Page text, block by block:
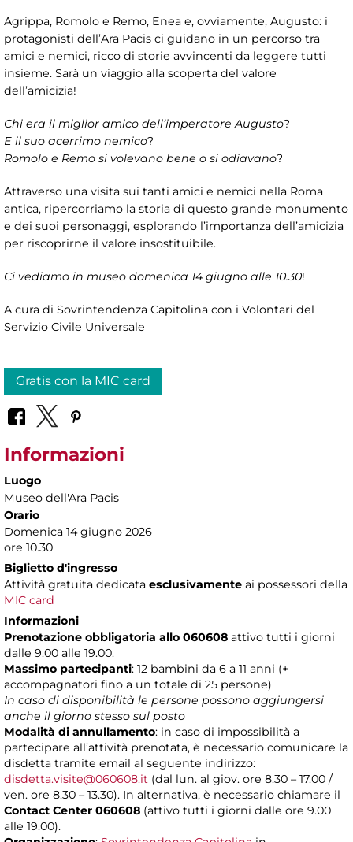
Agrippa, Romolo e Remo, Enea e, ovviamente, Augusto: i
protagonisti dell’Ara Pacis ci guidano in un percorso tra
amici e nemici, ricco di storie avvincenti da leggere tutti
insieme. Sarà un viaggio alla scoperta del valore
dell’amicizia!
Chi era il miglior amico dell’imperatore Augusto?
E il suo acerrimo nemico?
Romolo e Remo si volevano bene o si odiavano?
Attraverso una visita sui tanti amici e nemici nella Roma
antica, ripercorriamo la storia di questo grande monumento
e dei suoi personaggi, esplorando l’importanza dell’amicizia
per riscoprirne il valore insostituibile.
Ci vediamo in museo domenica 14 giugno alle 10.30!
A cura di Sovrintendenza Capitolina con i Volontari del
Servizio Civile Universale
Gratis con la MIC card
Informazioni
Luogo
Museo dell'Ara Pacis
Orario
Domenica 14 giugno 2026
ore 10.30
Biglietto d'ingresso
Attività gratuita dedicata esclusivamente ai possessori della
MIC card
Informazioni
Prenotazione obbligatoria allo 060608 attivo tutti i giorni
dalle 9.00 alle 19.00.
Massimo partecipanti: 12 bambini da 6 a 11 anni (+
accompagnatori fino a un totale di 25 persone)
In caso di disponibilità le persone possono aggiungersi
anche il giorno stesso sul posto
Modalità di annullamento: in caso di impossibilità a
partecipare all’attività prenotata, è necessario comunicare la
disdetta tramite email al seguente indirizzo:
disdetta.visite@060608.it (dal lun. al giov. ore 8.30 – 17.00 /
ven. ore 8.30 – 13.30). In alternativa, è necessario chiamare il
Contact Center 060608 (attivo tutti i giorni dalle ore 9.00
alle 19.00).